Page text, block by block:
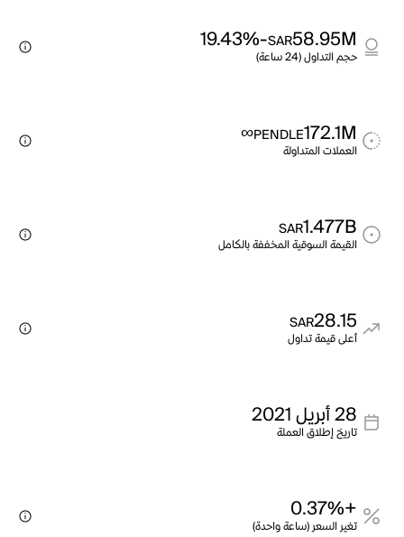
58.95M
SAR
-19.43%
حجم التداول (24 ساعة)
172.1M
PENDLE
∞
العملات المتداولة
1.477B
SAR
القيمة السوقية المخففة بالكامل
28.15
SAR
أعلى قيمة تداول
28 أبريل 2021
تاريخ إطلاق العملة
+0.37%
تغير السعر (ساعة واحدة)